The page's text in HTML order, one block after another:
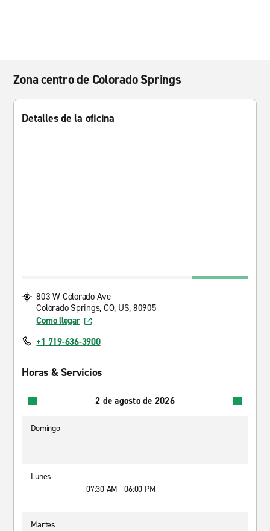
Zona centro de Colorado Springs
Detalles de la oficina
803 W Colorado Ave
Colorado Springs, CO, US, 80905
Como llegar
+1 719-636-3900
Horas & Servicios
2 de agosto de 2026
Domingo
-
Lunes
07:30 AM - 06:00 PM
Martes